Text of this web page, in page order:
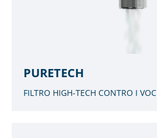
PURETECH
FILTRO HIGH-TECH CONTRO I VOC